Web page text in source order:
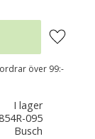
Lägg till
över 99:-
I lager
095
Busch